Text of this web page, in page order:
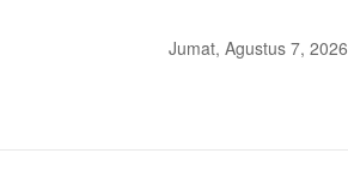
Jumat, Agustus 7, 2026